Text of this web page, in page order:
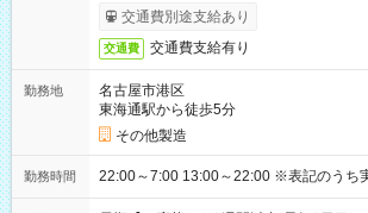
交通費別途支給あり
交通費 交通費支給有り
勤務地
名古屋市港区
東海通駅から徒歩5分
その他製造
勤務時間 22:00～7:00 13:00～22:00